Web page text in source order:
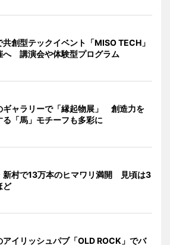
共創型テックイベント「MISO TECH」
へ 講演会や体験型プログラム
ギャラリーで「縁起物展」 創造力を
る「馬」モチーフも多彩に
新村で13万本のヒマワリ満開 見頃は3
ど
アイリッシュパブ「OLD ROCK」でバ